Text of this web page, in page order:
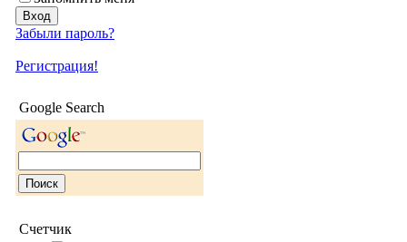
Забыли пароль?
Регистрация!
Google Search
Счетчик